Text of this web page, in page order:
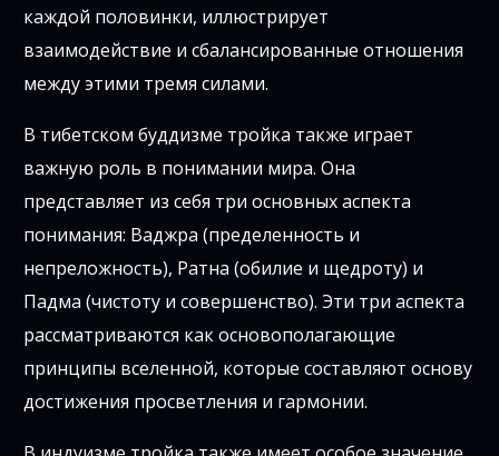
каждой половинки, иллюстрирует
взаимодействие и сбалансированные отношения
между этими тремя силами.
В тибетском буддизме тройка также играет
важную роль в понимании мира. Она
представляет из себя три основных аспекта
понимания: Ваджра (пределенность и
непреложность), Ратна (обилие и щедроту) и
Падма (чистоту и совершенство). Эти три аспекта
рассматриваются как основополагающие
принципы вселенной, которые составляют основу
достижения просветления и гармонии.